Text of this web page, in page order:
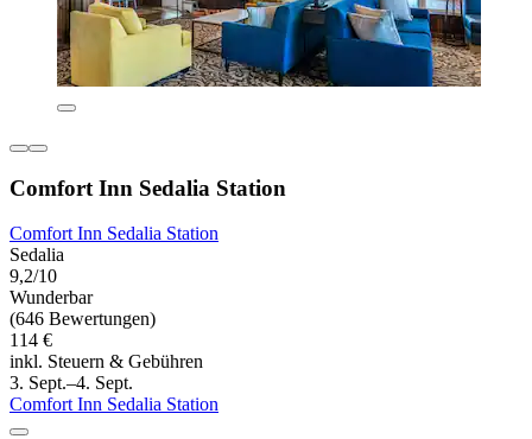
Comfort Inn Sedalia Station
Comfort Inn Sedalia Station
Sedalia
9,2/10
Wunderbar
(646 Bewertungen)
114 €
inkl. Steuern & Gebühren
3. Sept.–4. Sept.
Comfort Inn Sedalia Station